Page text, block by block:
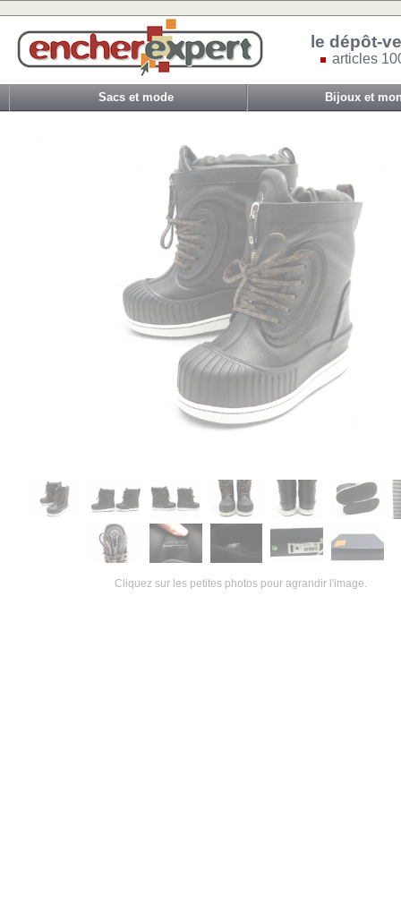
le dépôt-
articles
Sacs et mode Bijoux et
Cliquez sur les petites photos pour agrandir l'image.